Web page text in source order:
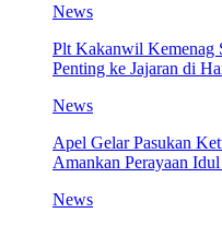
News
Plt Kakanwil Kemenag
Penting ke Jajaran di
News
Apel Gelar Pasukan
Amankan Perayaan
News